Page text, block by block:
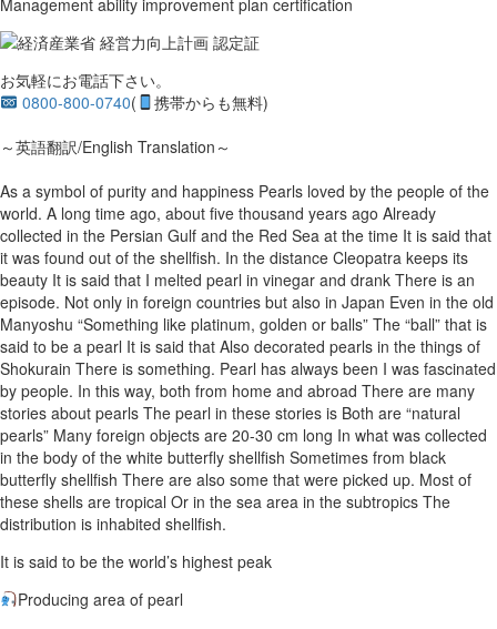
お気軽にお電話下さい。
0800-800-0740(
携帯からも無料)
～英語翻訳/English Translation～
As a symbol of purity and happiness Pearls loved by the people of the
world. A long time ago, about five thousand years ago Already
collected in the Persian Gulf and the Red Sea at the time It is said that
it was found out of the shellfish. In the distance Cleopatra keeps its
beauty It is said that I melted pearl in vinegar and drank There is an
episode. Not only in foreign countries but also in Japan Even in the old
Manyoshu “Something like platinum, golden or balls” The “ball” that is
said to be a pearl It is said that Also decorated pearls in the things of
Shokurain There is something. Pearl has always been I was fascinated
by people. In this way, both from home and abroad There are many
stories about pearls The pearl in these stories is Both are “natural
pearls” Many foreign objects are 20-30 cm long In what was collected
in the body of the white butterfly shellfish Sometimes from black
butterfly shellfish There are also some that were picked up. Most of
these shells are tropical Or in the sea area in the subtropics The
distribution is inhabited shellfish.
It is said to be the world’s highest peak
Producing area of ​​pearl